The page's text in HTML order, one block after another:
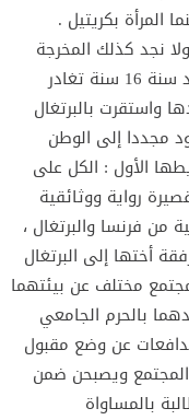
المرأة بكريتيل .
نجد كذلك المخرجة
بوكاسا باسكوال من مواليد سنة 1963 بعد سنة 16 سنة تغادر
واستقرت بالبرتغال
مجددا إلى الوطن
الأول : الكل على
قصيرة رواية ووثائقية
فرنسا والبرتغال ،
أختها إلى البرتغال
مختلف عن بيئتهما
بالحرم الجامعي
عن وضع مقبول
ويصبحن ضمن
بالمساواة